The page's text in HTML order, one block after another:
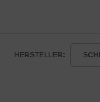
HERSTELLER: